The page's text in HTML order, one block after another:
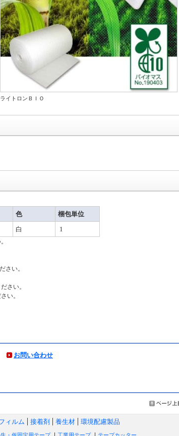
ライトロンＢＩＯ
色
梱包単位
白 1
さい。
さい。
い。
お問い合わせ
ィルム 接着剤 養生材 環境配慮製品